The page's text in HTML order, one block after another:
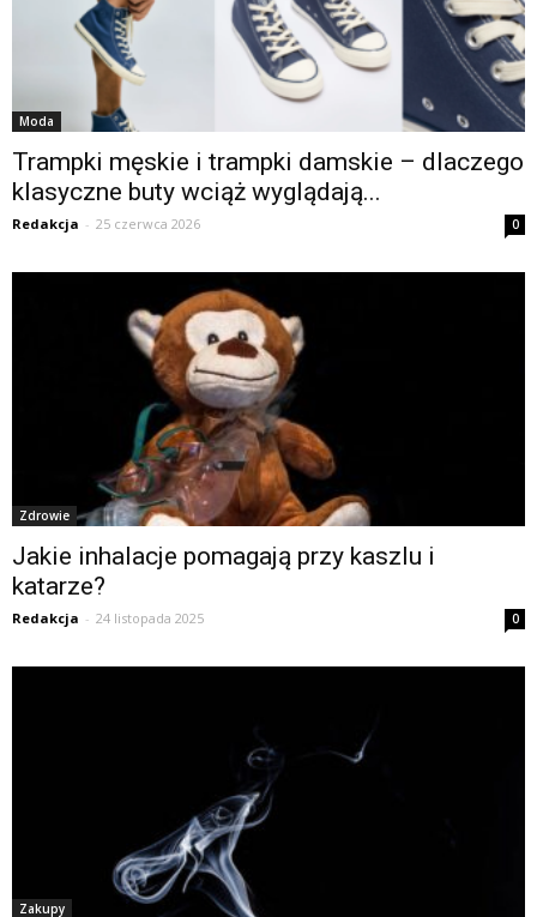
Moda
Trampki męskie i trampki damskie – dlaczego
klasyczne buty wciąż wyglądają...
Redakcja - 25 czerwca 2026 0
Zdrowie
Jakie inhalacje pomagają przy kaszlu i
katarze?
Redakcja - 24 listopada 2025 0
Zakupy